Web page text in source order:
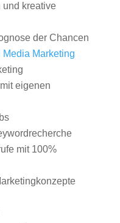
und kreative
der Chancen
Media Marketing
eigenen
mit 100%